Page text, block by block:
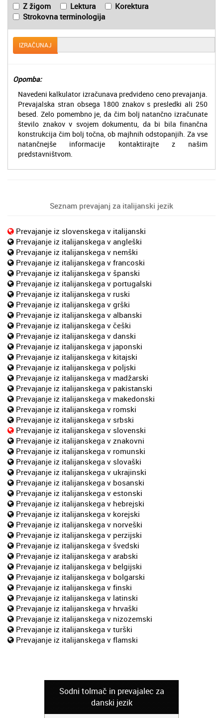
Z žigom Lektura
Korektura
Strokovna terminologija
IZRAČUNAJ
Opomba:
Navedeni kalkulator izračunava predvideno ceno prevajanja.
Prevajalska stran obsega 1800 znakov s presledki ali 250
besed. Zelo pomembno je, da čim bolj natančno izračunate
število znakov v svojem dokumentu, da bi bila finančna
konstrukcija čim bolj točna, ob majhnih odstopanjih. Za vse
natančnejše informacije kontaktirajte z našim
predstavništvom.
Seznam prevajanj za italijanski jezik
Prevajanje iz slovenskega v italijanski
Prevajanje iz italijanskega v angleški
Prevajanje iz italijanskega v nemški
Prevajanje iz italijanskega v francoski
Prevajanje iz italijanskega v španski
Prevajanje iz italijanskega v portugalski
Prevajanje iz italijanskega v ruski
Prevajanje iz italijanskega v grški
Prevajanje iz italijanskega v albanski
Prevajanje iz italijanskega v češki
Prevajanje iz italijanskega v danski
Prevajanje iz italijanskega v japonski
Prevajanje iz italijanskega v kitajski
Prevajanje iz italijanskega v poljski
Prevajanje iz italijanskega v madžarski
Prevajanje iz italijanskega v pakistanski
Prevajanje iz italijanskega v makedonski
Prevajanje iz italijanskega v romski
Prevajanje iz italijanskega v srbski
Prevajanje iz italijanskega v slovenski
Prevajanje iz italijanskega v znakovni
Prevajanje iz italijanskega v romunski
Prevajanje iz italijanskega v slovaški
Prevajanje iz italijanskega v ukrajinski
Prevajanje iz italijanskega v bosanski
Prevajanje iz italijanskega v estonski
Prevajanje iz italijanskega v hebrejski
Prevajanje iz italijanskega v korejski
Prevajanje iz italijanskega v norveški
Prevajanje iz italijanskega v perzijski
Prevajanje iz italijanskega v švedski
Prevajanje iz italijanskega v arabski
Prevajanje iz italijanskega v belgijski
Prevajanje iz italijanskega v bolgarski
Prevajanje iz italijanskega v finski
Prevajanje iz italijanskega v latinski
Prevajanje iz italijanskega v hrvaški
Prevajanje iz italijanskega v nizozemski
Prevajanje iz italijanskega v turški
Prevajanje iz italijanskega v flamski
Sodni tolmač in prevajalec za
danski jezik